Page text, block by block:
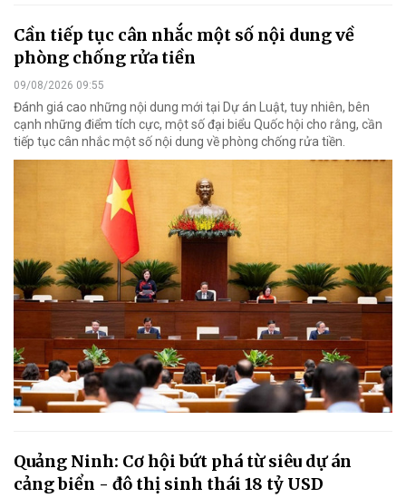
Cần tiếp tục cân nhắc một số nội dung về
phòng chống rửa tiền
09/08/2026 09:55
Đánh giá cao những nội dung mới tại Dự án Luật, tuy nhiên, bên
cạnh những điểm tích cực, một số đại biểu Quốc hội cho rằng, cần
tiếp tục cân nhắc một số nội dung về phòng chống rửa tiền.
Quảng Ninh: Cơ hội bứt phá từ siêu dự án
cảng biển - đô thị sinh thái 18 tỷ USD